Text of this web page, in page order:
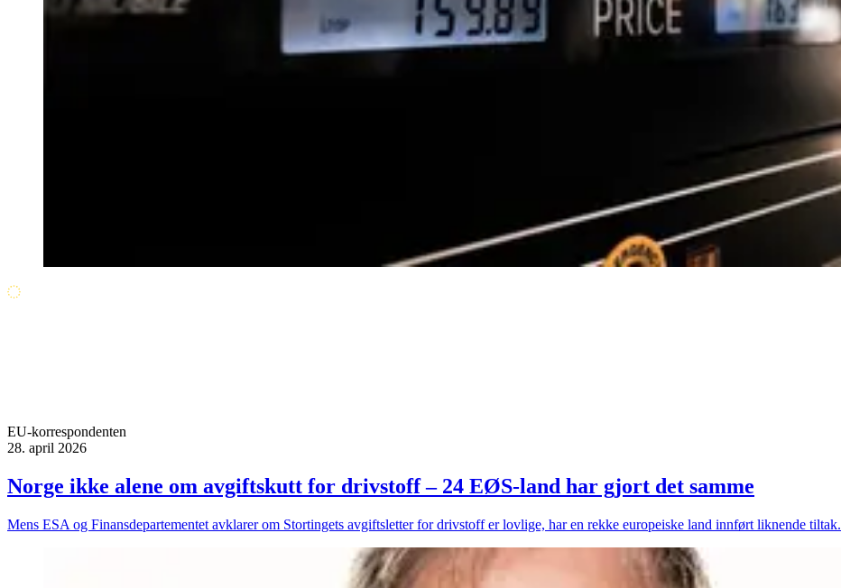
EU-korrespondenten
28. april 2026
Norge ikke alene om avgiftskutt for drivstoff – 24 EØS-land har gjort det samme
Mens ESA og Finansdepartementet avklarer om Stortingets avgiftsletter for drivstoff er lovlige, har en rekke europeiske land innført liknende tiltak.